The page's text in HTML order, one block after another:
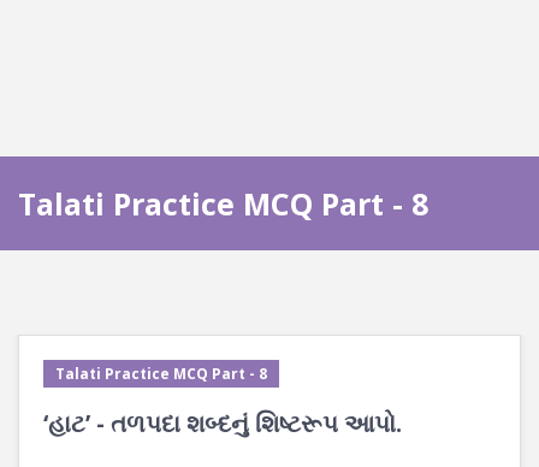
Talati Practice MCQ Part - 8
Talati Practice MCQ Part - 8
‘હાટ’ - તળપદા શબ્દનું શિષ્ટરૂપ આપો.